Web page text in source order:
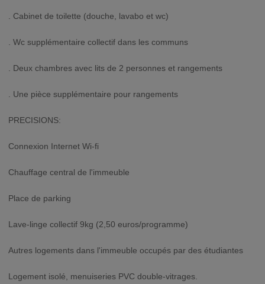
. Cabinet de toilette (douche, lavabo et wc)
. Wc supplémentaire collectif dans les communs
. Deux chambres avec lits de 2 personnes et rangements
. Une pièce supplémentaire pour rangements
PRECISIONS:
Connexion Internet Wi-fi
Chauffage central de l'immeuble
Place de parking
Lave-linge collectif 9kg (2,50 euros/programme)
Autres logements dans l'immeuble occupés par des étudiantes
Logement isolé, menuiseries PVC double-vitrages.